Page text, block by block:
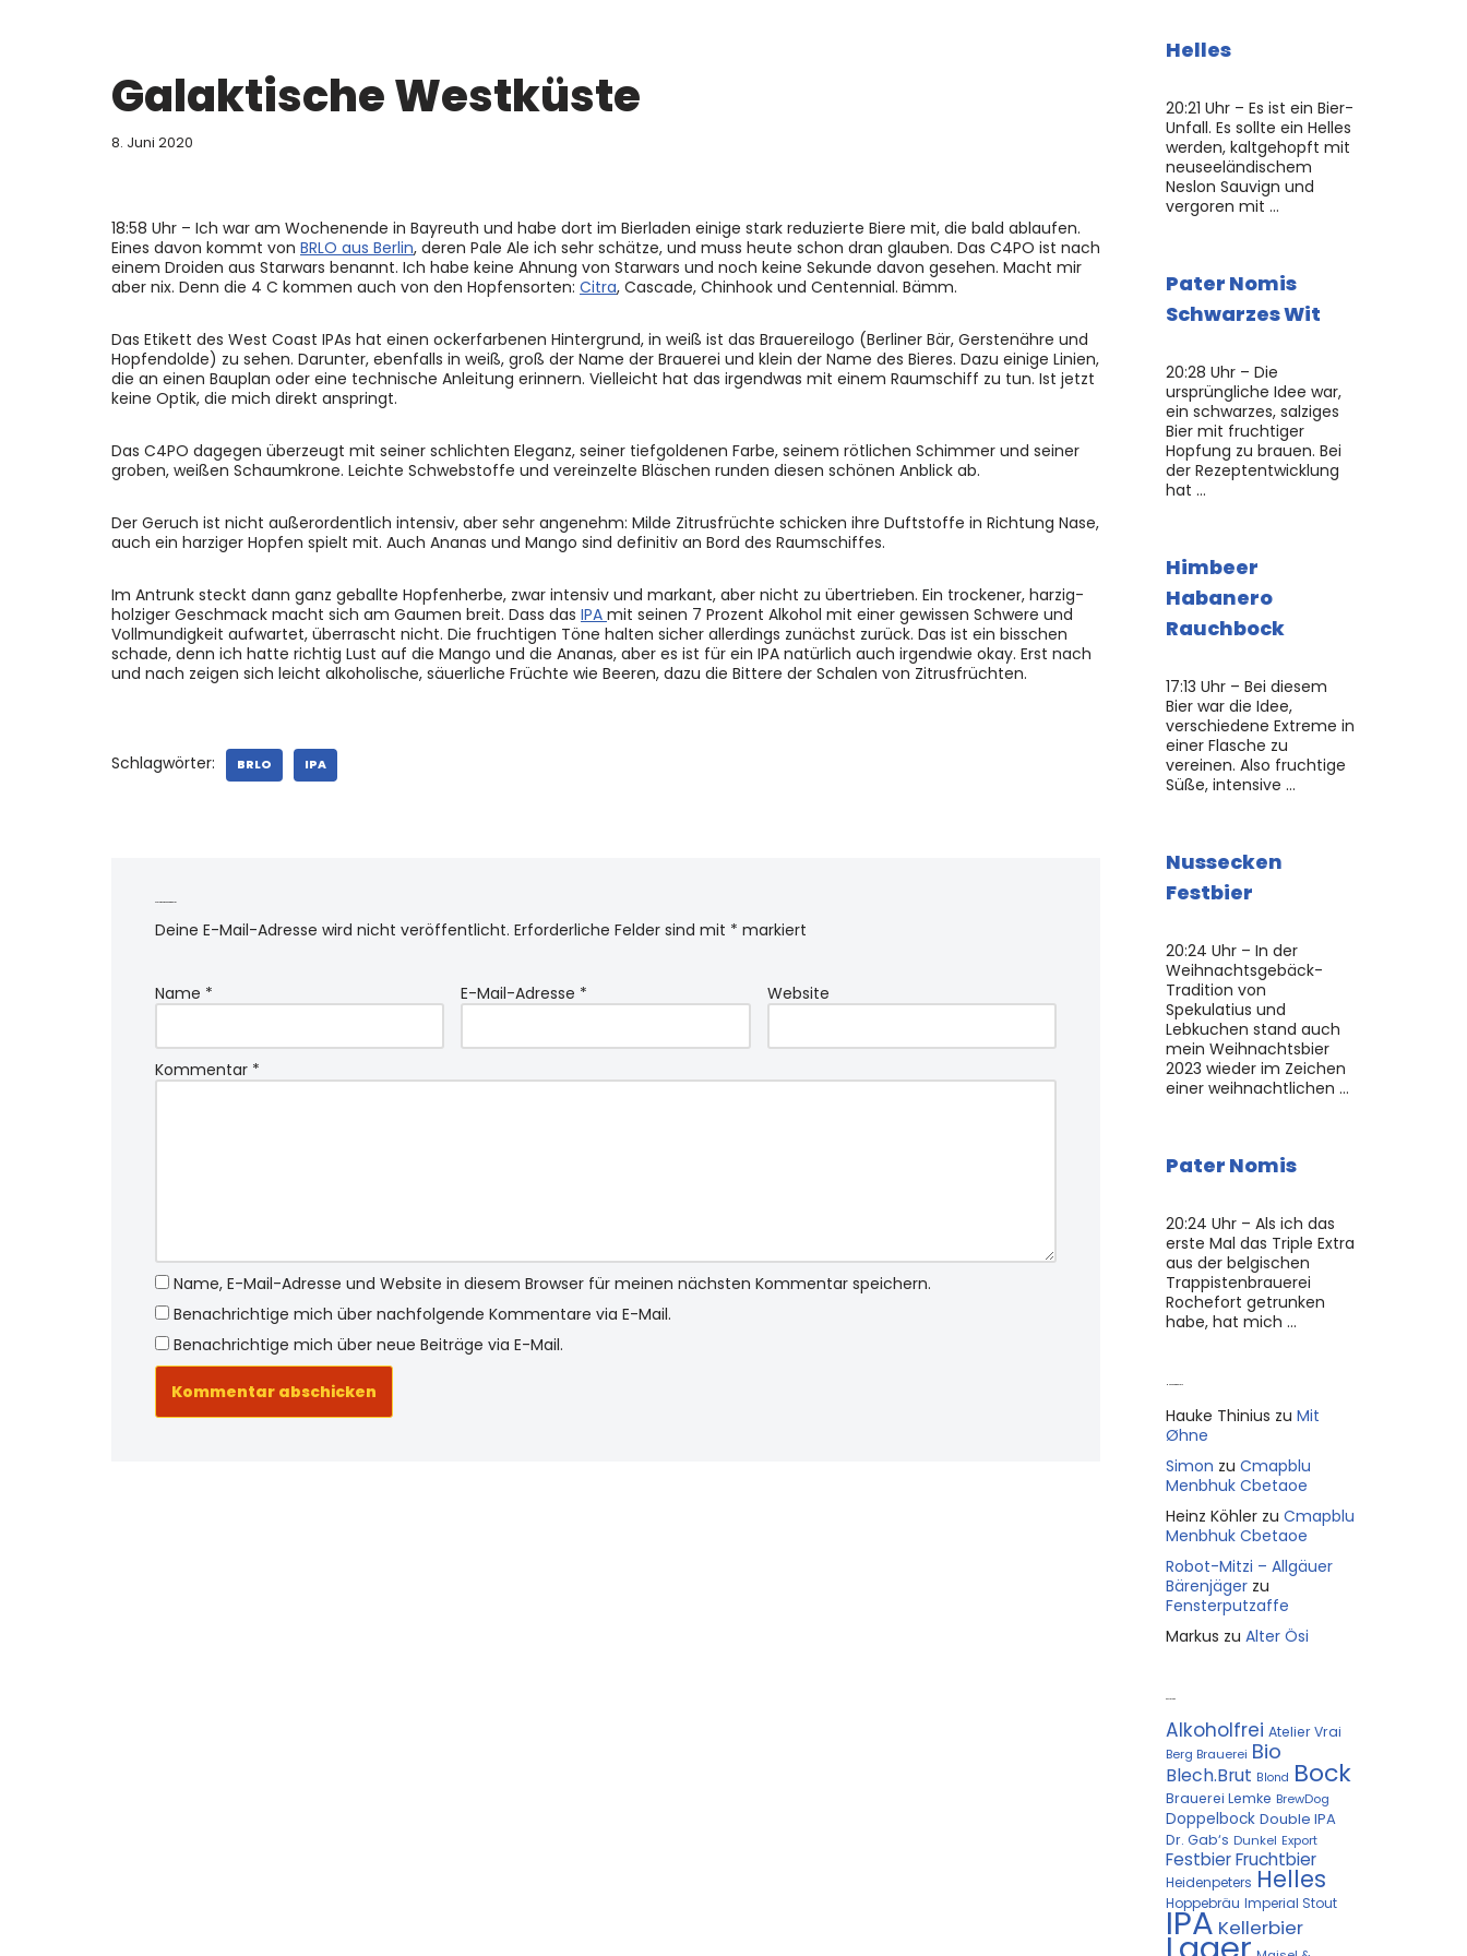
Galaktische Westküste
8. Juni 2020
18:58 Uhr – Ich war am Wochenende in Bayreuth und habe dort im Bierladen einige stark reduzierte Biere mit, die bald ablaufen.
Eines davon kommt von BRLO aus Berlin, deren Pale Ale ich sehr schätze, und muss heute schon dran glauben. Das C4PO ist nach
einem Droiden aus Starwars benannt. Ich habe keine Ahnung von Starwars und noch keine Sekunde davon gesehen. Macht mir
aber nix. Denn die 4 C kommen auch von den Hopfensorten: Citra, Cascade, Chinhook und Centennial. Bämm.
Das Etikett des West Coast IPAs hat einen ockerfarbenen Hintergrund, in weiß ist das Brauereilogo (Berliner Bär, Gerstenähre und
Hopfendolde) zu sehen. Darunter, ebenfalls in weiß, groß der Name der Brauerei und klein der Name des Bieres. Dazu einige Linien,
die an einen Bauplan oder eine technische Anleitung erinnern. Vielleicht hat das irgendwas mit einem Raumschiff zu tun. Ist jetzt
keine Optik, die mich direkt anspringt.
Das C4PO dagegen überzeugt mit seiner schlichten Eleganz, seiner tiefgoldenen Farbe, seinem rötlichen Schimmer und seiner
groben, weißen Schaumkrone. Leichte Schwebstoffe und vereinzelte Bläschen runden diesen schönen Anblick ab.
Der Geruch ist nicht außerordentlich intensiv, aber sehr angenehm: Milde Zitrusfrüchte schicken ihre Duftstoffe in Richtung Nase,
auch ein harziger Hopfen spielt mit. Auch Ananas und Mango sind definitiv an Bord des Raumschiffes.
Im Antrunk steckt dann ganz geballte Hopfenherbe, zwar intensiv und markant, aber nicht zu übertrieben. Ein trockener, harzig-
holziger Geschmack macht sich am Gaumen breit. Dass das IPA mit seinen 7 Prozent Alkohol mit einer gewissen Schwere und
Vollmundigkeit aufwartet, überrascht nicht. Die fruchtigen Töne halten sicher allerdings zunächst zurück. Das ist ein bisschen
schade, denn ich hatte richtig Lust auf die Mango und die Ananas, aber es ist für ein IPA natürlich auch irgendwie okay. Erst nach
und nach zeigen sich leicht alkoholische, säuerliche Früchte wie Beeren, dazu die Bittere der Schalen von Zitrusfrüchten.
Schlagwörter: BRLO IPA
Deine E-Mail-Adresse wird nicht veröffentlicht. Erforderliche Felder sind mit * markiert
Name * E-Mail-Adresse * Website
Kommentar *
Name, E-Mail-Adresse und Website in diesem Browser für meinen nächsten Kommentar speichern.
Benachrichtige mich über nachfolgende Kommentare via E-Mail.
Benachrichtige mich über neue Beiträge via E-Mail.
Helles
20:21 Uhr – Es ist ein Bier-
Unfall. Es sollte ein Helles
werden, kaltgehopft mit
neuseeländischem
Neslon Sauvign und
vergoren mit …
Pater Nomis
Schwarzes Wit
20:28 Uhr – Die
ursprüngliche Idee war,
ein schwarzes, salziges
Bier mit fruchtiger
Hopfung zu brauen. Bei
der Rezeptentwicklung
hat …
Himbeer
Habanero
Rauchbock
17:13 Uhr – Bei diesem
Bier war die Idee,
verschiedene Extreme in
einer Flasche zu
vereinen. Also fruchtige
Süße, intensive …
Nussecken
Festbier
20:24 Uhr – In der
Weihnachtsgebäck-
Tradition von
Spekulatius und
Lebkuchen stand auch
mein Weihnachtsbier
2023 wieder im Zeichen
einer weihnachtlichen …
Pater Nomis
20:24 Uhr – Als ich das
erste Mal das Triple Extra
aus der belgischen
Trappistenbrauerei
Rochefort getrunken
habe, hat mich …
Hauke Thinius zu Mit
Øhne
Simon zu Cmapblu
Menbhuk Cbetaoe
Heinz Köhler zu Cmapblu
Menbhuk Cbetaoe
Robot-Mitzi – Allgäuer
Bärenjäger zu
Fensterputzaffe
Markus zu Alter Ösi
Alkoholfrei Atelier Vrai
Berg Brauerei Bio
Blech.Brut Blond Bock
Brauerei Lemke BrewDog
Doppelbock Double IPA
Dr. Gab‘s Dunkel Export
FestbierFruchtbier
Heidenpeters Helles
Hoppebräu Imperial Stout
IPA Kellerbier